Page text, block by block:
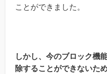
ことができました。
しかし、今のブロック機
除することができないた